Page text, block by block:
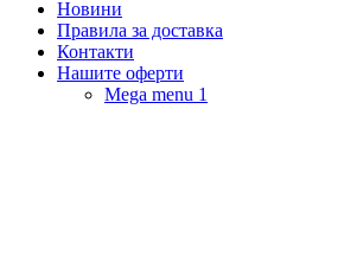
Новини
Правила за доставка
Контакти
Нашите оферти
Mega menu 1